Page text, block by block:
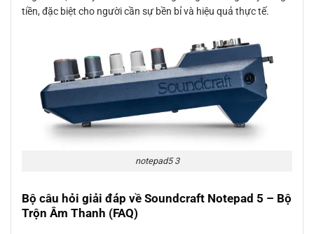
tiền, đặc biệt cho người cần sự bền bỉ và hiệu quả thực tế.
notepad5 3
Bộ câu hỏi giải đáp về Soundcraft Notepad 5 – Bộ
Trộn Âm Thanh (FAQ)